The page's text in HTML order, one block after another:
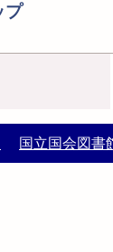
プ
国立国会図書